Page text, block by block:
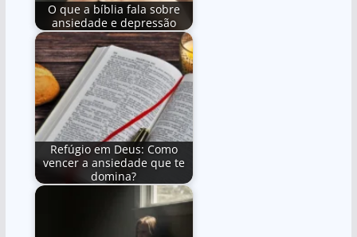
O que a bíblia fala sobre
ansiedade e depressão
Refúgio em Deus: Como
vencer a ansiedade que te
domina?